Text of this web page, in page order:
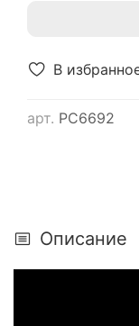
В
арт. РС6692
Описание